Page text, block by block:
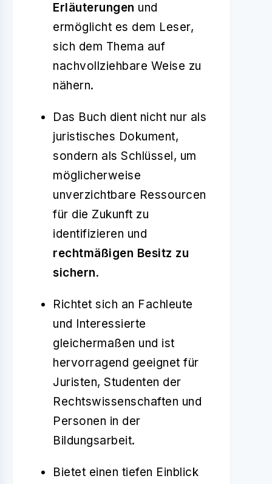
Erläuterungen und
ermöglicht es dem Leser,
sich dem Thema auf
nachvollziehbare Weise zu
nähern.
Das Buch dient nicht nur als
juristisches Dokument,
sondern als Schlüssel, um
möglicherweise
unverzichtbare Ressourcen
für die Zukunft zu
identifizieren und
rechtmäßigen Besitz zu
sichern.
Richtet sich an Fachleute
und Interessierte
gleichermaßen und ist
hervorragend geeignet für
Juristen, Studenten der
Rechtswissenschaften und
Personen in der
Bildungsarbeit.
Bietet einen tiefen Einblick